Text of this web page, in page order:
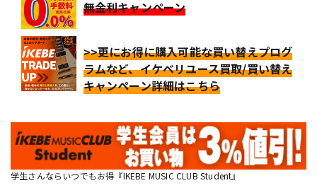
無金利キャンペーン
>>更にお得に購入可能な買い替えプログ
ラムなど、イケベリユース買取/買い替え
キャンペーン詳細はこちら
学生さんならいつでもお得『IKEBE MUSIC CLUB Student』